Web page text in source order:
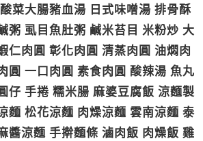
菜大腸豬血湯 日式味噌湯 排骨酥
粥 虱目魚肚粥 鹹米苔目 米粉炒 大
仁肉圓 彰化肉圓 清蒸肉圓 油燜肉
圓 一口肉圓 素食肉圓 酸辣湯 魚丸
仔 手捲 糯米腸 麻婆豆腐飯 涼麵製
麵 松花涼麵 肉燥涼麵 雲南涼麵 泰
醬涼麵 手擀麵條 滷肉飯 肉燥飯 雞